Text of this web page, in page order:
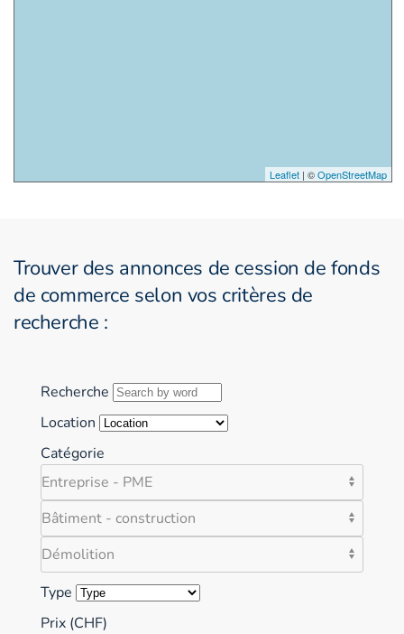
Leaflet | ©OpenStreetMap
Trouver des annonces de cession de fonds
de commerce selon vos critères de
recherche :
Recherche
Location
Catégorie
Type
Prix (CHF)